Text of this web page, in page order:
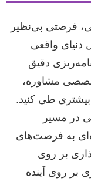
فرصتی بی‌نظیر
واقعی
دقیق
مشاوره،
بیشتری طی کنید.
در مسیر
به فرصت‌های
بر روی
بر روی آینده